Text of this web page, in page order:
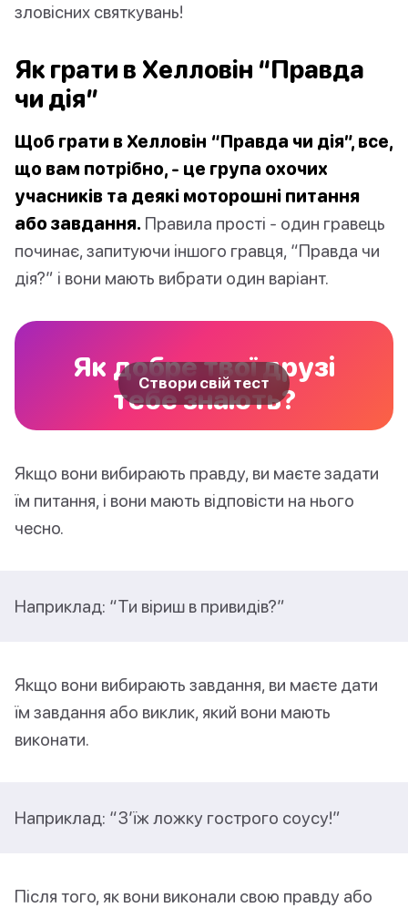
зловісних святкувань!
Як грати в Хелловін “Правда
чи дія”
Щоб грати в Хелловін “Правда чи дія”, все,
що вам потрібно, - це група охочих
учасників та деякі моторошні питання
або завдання. Правила прості - один гравець
починає, запитуючи іншого гравця, “Правда чи
дія?” і вони мають вибрати один варіант.
Як добре твої друзі
тебе знають?
Створи свій тест
Якщо вони вибирають правду, ви маєте задати
їм питання, і вони мають відповісти на нього
чесно.
Наприклад: “Ти віриш в привидів?”
Якщо вони вибирають завдання, ви маєте дати
їм завдання або виклик, який вони мають
виконати.
Наприклад: “З’їж ложку гострого соусу!”
Після того, як вони виконали свою правду або